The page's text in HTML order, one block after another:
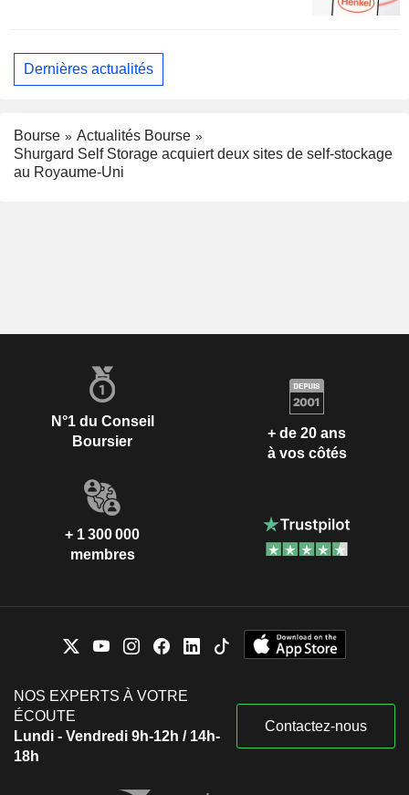
Dernières actualités
Bourse
Actualités Bourse
Shurgard Self Storage acquiert deux sites de self-stockage
au Royaume-Uni
N°1 du Conseil
Boursier
+ de 20 ans
à vos côtés
+ 1 300 000
membres
NOS EXPERTS À VOTRE
ÉCOUTE
Lundi - Vendredi 9h-12h / 14h-
18h
Contactez-nous